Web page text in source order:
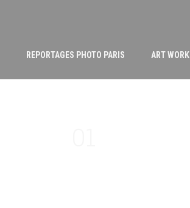
REPORTAGES PHOTO PARIS ART WORK